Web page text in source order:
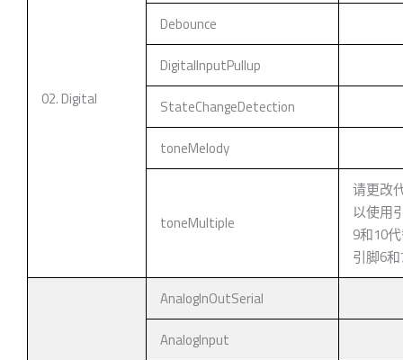
02. Digital
Debounce
DigitalInputPullup
StateChangeDetection
toneMelody
toneMultiple
请更改
以使用
9和10
引脚6
AnalogInOutSerial
AnalogInput